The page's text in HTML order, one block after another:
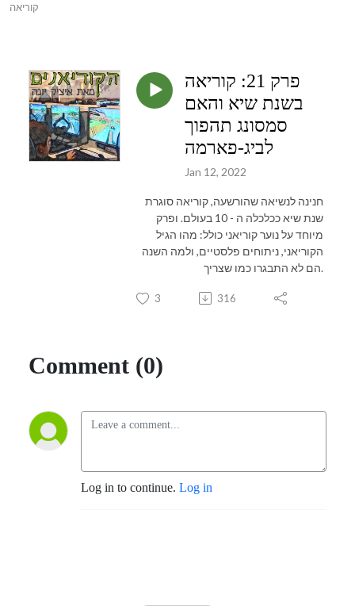
קוריאה
פרק 21: קוריאה
בשנת שיא והאם
סמסונג תהפוך
לביג-פארמה
Jan 12, 2022
חנינה לנשיאה שהורשעה, קוריאה סוגרת
שנת שיא ככלכלה ה - 10 בעולם. ופרק
מיוחד על נוער קוריאני כולל: מהו הגיל
הקוריאני, ניתוחים פלסטיים, ולמה השנה
הם לא התבגרו כמו שצריך.
3 316
Comment (0)
Log in to continue. Log in